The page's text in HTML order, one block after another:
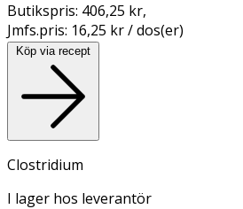
Butikspris: 406,25 kr,
Jmfs.pris: 16,25 kr / dos(er)
Köp via recept
Clostridium
I lager hos leverantör